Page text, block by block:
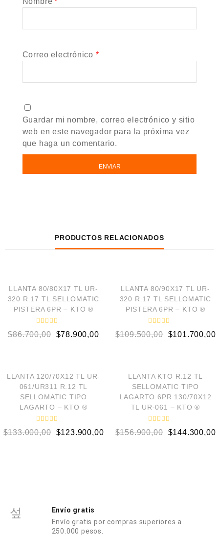
Correo electrónico *
Guardar mi nombre, correo electrónico y sitio
web en este navegador para la próxima vez
que haga un comentario.
PRODUCTOS RELACIONADOS
¡OFERTA!
LLANTA 80/80X17 TL UR-
320 R.17 TL SELLOMATIC
PISTERA 6PR – KTO ®
V
a
o
e
n
0
d
e
5
$86.700,00 $78.900,00
¡OFERTA!
LLANTA 80/90X17 TL UR-
320 R.17 TL SELLOMATIC
PISTERA 6PR – KTO ®
V
a
o
e
n
0
d
e
5
$109.500,00 $101.700,00
¡OFERTA!
LLANTA 120/70X12 TL UR-
061/UR311 R.12 TL
SELLOMATIC TIPO
LAGARTO – KTO ®
V
a
$133.000,00 $123.900,00
¡OFERTA!
LLANTA KTO R.12 TL
SELLOMATIC TIPO
LAGARTO 6PR 130/70X12
TL UR-061 – KTO ®
V
a
$156.900,00 $144.300,00
Envío gratis
Envío gratis por compras superiores a
250.000 pesos.